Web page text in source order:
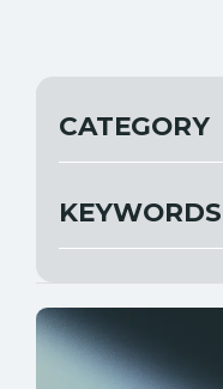
CATEGORY
すべて
公演情報
グッズ情報
KEYWORDS
すべて
ANN WILSON